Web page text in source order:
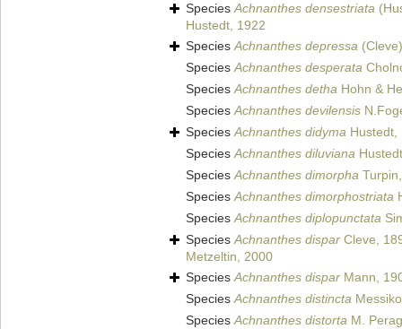
SpeciesAchnanthes densestriata
Hustedt, 1922
SpeciesAchnanthes depressa
SpeciesAchnanthes desperata
SpeciesAchnanthes detha Hohn &
SpeciesAchnanthes devilensis
SpeciesAchnanthes didyma Hustedt,
SpeciesAchnanthes diluviana
SpeciesAchnanthes dimorpha
SpeciesAchnanthes dimorphostriata
SpeciesAchnanthes diplopunctata
SpeciesAchnanthes dispar Cleve,
Metzeltin, 2000
SpeciesAchnanthes dispar Mann,
SpeciesAchnanthes distincta
SpeciesAchnanthes distorta M.